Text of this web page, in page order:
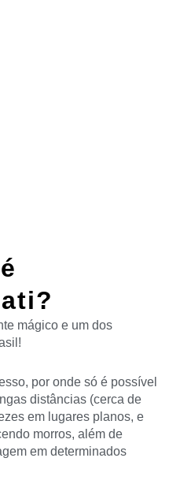
mágico e um dos
por onde só é possível
distâncias (cerca de
em lugares planos, e
morros, além de
em determinados